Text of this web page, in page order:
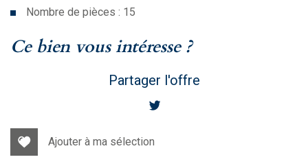
Nombre de pièces : 15
la ville de romilly-sur-andellece bien vous intéresse ?
Partager l'offre
Ajouter à ma sélection